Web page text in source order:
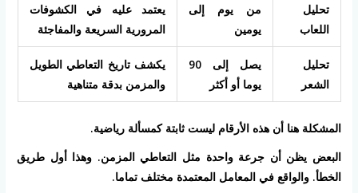
تحليل
اللعاب
من يوم إلى
يومين
يعتمد عليه في الكشوفات
المرورية السريعة والمفاجئة
تحليل
الشعر
يصل إلى 90
يوما أو أكثر
يكشف تاريخ التعاطي الطويل
والمزمن بدقة متناهية
المشكلة هنا أن هذه الأرقام ليست ثابتة كمسألة رياضية.
البعض يظن أن جرعة واحدة مثل التعاطي المزمن. وهذا أول طريق
الخطأ. والواقع في المعامل المعتمدة مختلف تماما.